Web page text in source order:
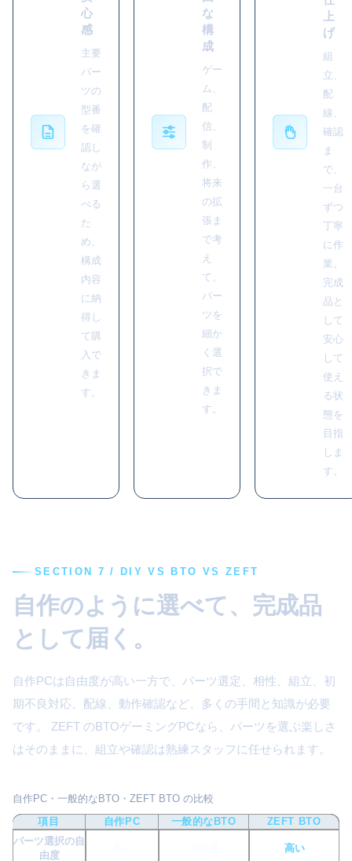
心
感
主要
パー
ツの
型番
を確
認し
なが
ら選
べる
た
め、
構成
内容
に納
得し
て購
入で
きま
す。
な
構
成
ゲー
ム、
配
信、
制
作、
将来
の拡
張ま
で考
え
て、
パー
ツを
細か
く選
択で
きま
す。
上
げ
組
立、
配
線、
確認
ま
で、
一台
ずつ
丁寧
に作
業。
完成
品と
して
安心
して
使え
る状
態を
目指
しま
す。
SECTION 7 / DIY VS BTO VS ZEFT
自作のように選べて、完成品
として届く。
自作PCは自由度が高い一方で、パーツ選定、相性、組立、初
期不良対応、配線、動作確認など、多くの手間と知識が必要
です。 ZEFT のBTOゲーミングPCなら、パーツを選ぶ楽しさ
はそのままに、組立や確認は熟練スタッフに任せられます。
自作PC・一般的なBTO・ZEFT BTO の比較
項目
自作PC 一般的なBTO
ZEFT BTO
パーツ選択の自
由度
高い